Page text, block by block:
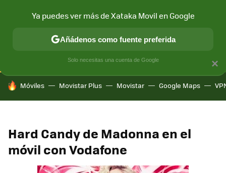
CONECTIVIDAD MÓVIL Y SOCIEDAD APLICACIONES
HOY SE HABLA DE
Móviles Movistar Plus Movistar Google Maps
Hard Candy de Madonna en el
móvil con Vodafone
×
Ya puedes ver más de Xataka Movil en Google
Añádenos como fuente preferida
Solo necesitas una cuenta de Google